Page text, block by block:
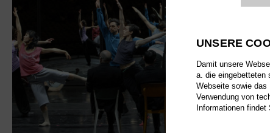
UNSERE
Damit unsere
a. die eingebetteten
Webseite sowie
Verwendung von
Informationen findet